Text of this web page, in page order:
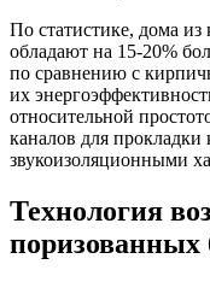
По статистике, дома
обладают на 15-20%
по сравнению с
их
относительной
каналов для
звукоизоляционными
Технология
поризованных